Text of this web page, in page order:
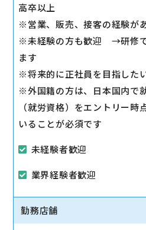
◇販売イベントの運営
◇売場管理/実績管理
売場のレイアウト変更など魅
します。
高卒以上
※営業、販売、接客の経験が
※未経験の方も歓迎 →研修
ます
※将来的に正社員を目指した
※外国籍の方は、日本国内で
（就労資格）をエントリー時
いることが必須です
未経験者歓迎
業界経験者歓迎
勤務店舗